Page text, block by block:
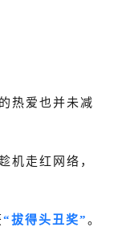
热爱也并未减
机走红网络，
“拔得头丑奖”。